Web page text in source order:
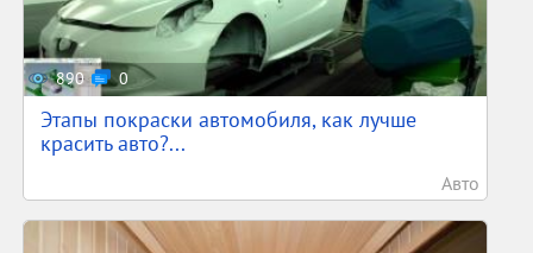
890 0
Этапы покраски автомобиля, как лучше
красить авто?...
Авто